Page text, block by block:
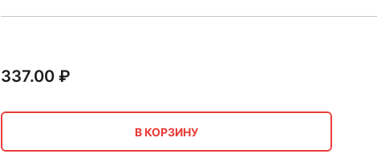
337.00₽
В КОРЗИНУ